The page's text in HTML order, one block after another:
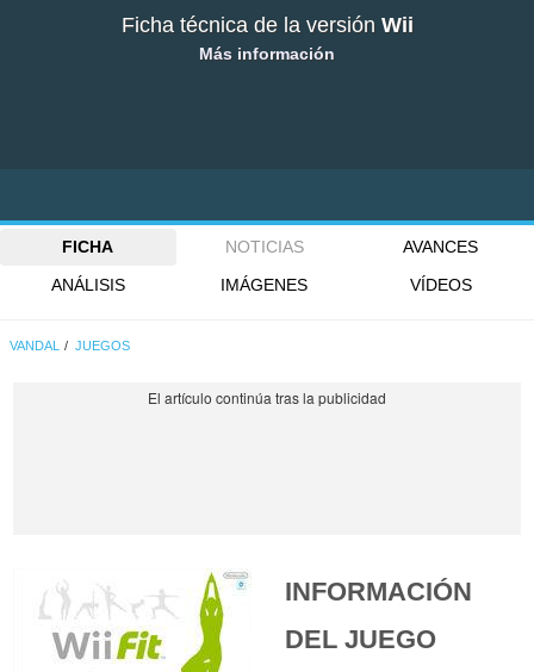
Ficha técnica de la versión Wii
Más información
FICHA NOTICIAS
AVANCES
ANÁLISIS
IMÁGENES VÍDEOS
VANDAL JUEGOS
INFORMACIÓN
DEL JUEGO